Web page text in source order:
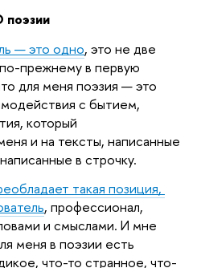
поэзии
— это одно, это не две
прежнему в первую
для меня поэзия — это
с бытием,
который
и на тексты, написанные
в строчку.
такая позиция,
, профессионал,
и смыслами. И мне
меня в поэзии есть
что-то странное, что-